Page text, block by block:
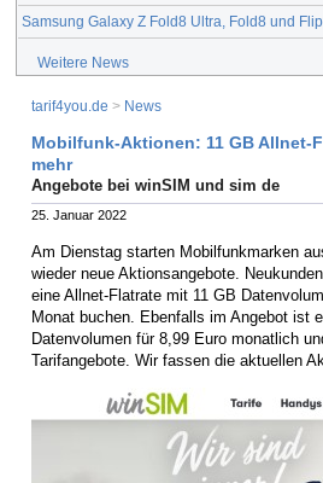
Samsung Galaxy Z Fold8 Ultra, Fold8 und
Weitere News
tarif4you.de > News
Mobilfunk-Aktionen: 11 GB Allnet-
mehr
Angebote bei winSIM und sim de
25. Januar 2022
Am Dienstag starten Mobilfunkmarken
wieder neue Aktionsangebote.
eine Allnet-Flatrate mit 11 GB
Monat buchen. Ebenfalls im Angebot ist
Datenvolumen für 8,99 Euro monatlich
Tarifangebote. Wir fassen die aktuellen